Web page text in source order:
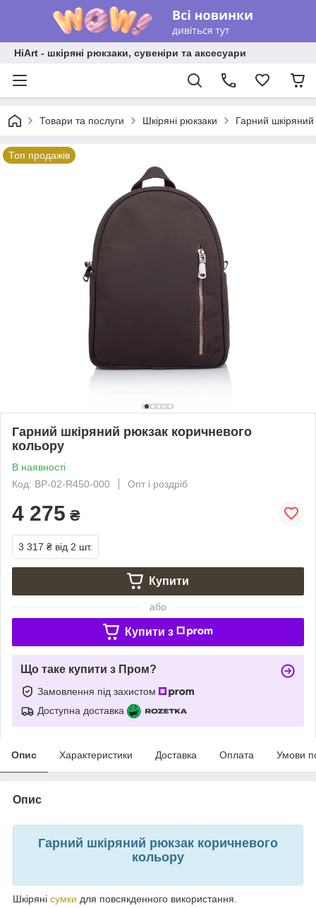
HiArt - шкіряні рюкзаки, сувеніри та аксесуари
Товари та послуги Шкіряні рюкзаки Гарний
Топ продажів
Гарний шкіряний рюкзак коричневого
кольору
В наявності
Код: BP-02-R450-000
Опт і роздріб
4 275 ₴
3 317 ₴ від 2 шт.
Купити
або
Купити з
Що таке купити з Пром?
Замовлення під захистом
Доступна доставка
Опис Характеристики Доставка Оплата Умови
Опис
Гарний шкіряний рюкзак коричневого
кольору
Шкіряні сумки для повсякденного використання.